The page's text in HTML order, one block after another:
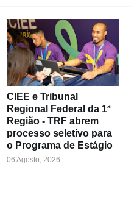
CIEE e Tribunal
Regional Federal da 1ª
Região - TRF abrem
processo seletivo para
o Programa de Estágio
06 Agosto, 2026